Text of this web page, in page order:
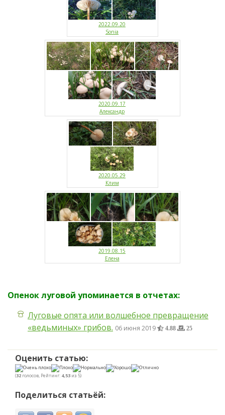
2022.09.20
Sonia
2020.09.17
Александр
2020.05.29
Клим
2019.08.15
Елена
Опенок луговой упоминается в отчетах:
Луговые опята или волшебное превращение
«ведьминых» грибов. 06 июня 2019 4.88 25
Оценить статью:
(32 голосов, Рейтинг: 4,53 из 5)
Поделиться статьёй: